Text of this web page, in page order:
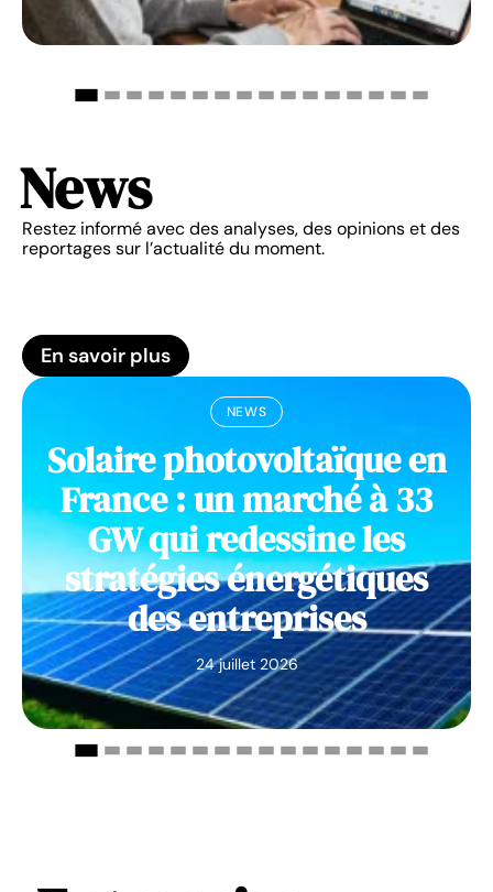
News
Restez informé avec des analyses, des opinions et des
reportages sur l’actualité du moment.
En savoir plus
NEWS
Solaire photovoltaïque en
France : un marché à 33
GW qui redessine les
stratégies énergétiques
des entreprises
24 juillet 2026